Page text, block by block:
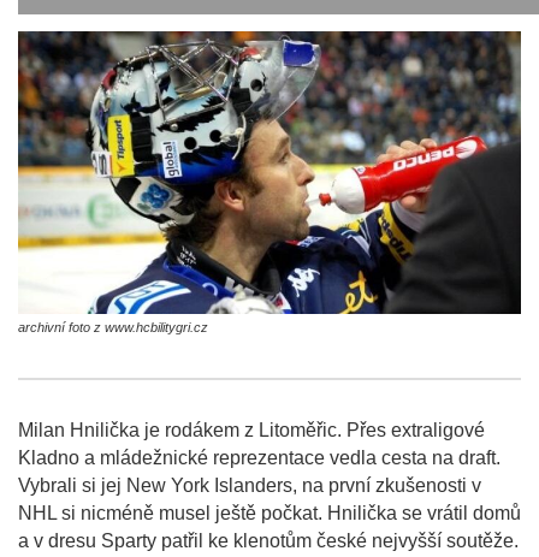
archivní foto z www.hcbilitygri.cz
Milan Hnilička je rodákem z Litoměřic. Přes extraligové
Kladno a mládežnické reprezentace vedla cesta na draft.
Vybrali si jej New York Islanders, na první zkušenosti v
NHL si nicméně musel ještě počkat. Hnilička se vrátil domů
a v dresu Sparty patřil ke klenotům české nejvyšší soutěže.